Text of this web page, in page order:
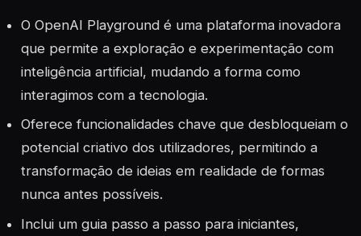
O OpenAI Playground é uma plataforma inovadora
que permite a exploração e experimentação com
inteligência artificial, mudando a forma como
interagimos com a tecnologia.
Oferece funcionalidades chave que desbloqueiam o
potencial criativo dos utilizadores, permitindo a
transformação de ideias em realidade de formas
nunca antes possíveis.
Inclui um guia passo a passo para iniciantes,